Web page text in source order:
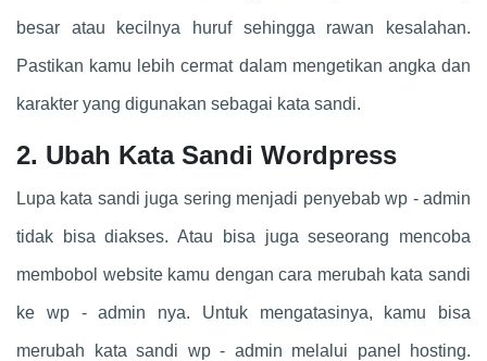
besar atau kecilnya huruf sehingga rawan kesalahan.
Pastikan kamu lebih cermat dalam mengetikan angka dan
karakter yang digunakan sebagai kata sandi.
2. Ubah Kata Sandi Wordpress
Lupa kata sandi juga sering menjadi penyebab wp - admin
tidak bisa diakses. Atau bisa juga seseorang mencoba
membobol website kamu dengan cara merubah kata sandi
ke wp - admin nya. Untuk mengatasinya, kamu bisa
merubah kata sandi wp - admin melalui panel hosting.